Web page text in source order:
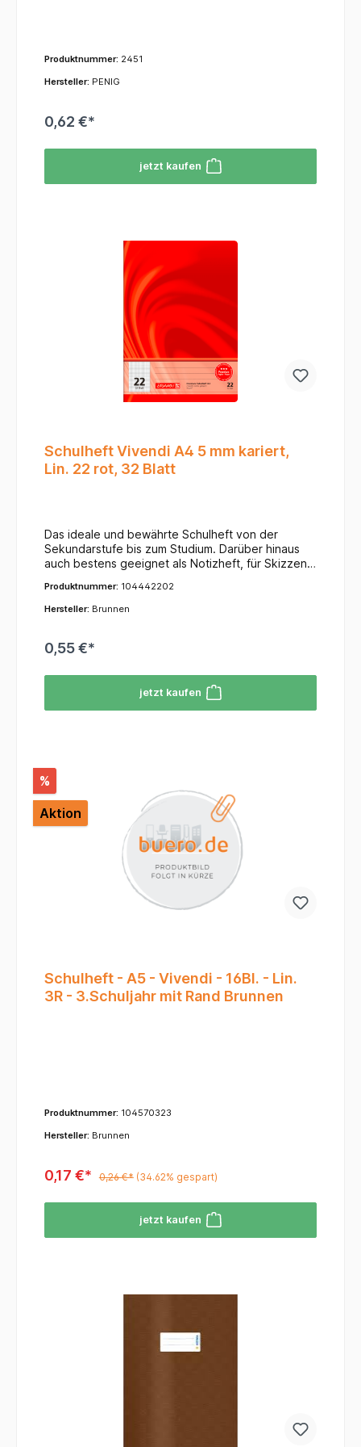
Produktnummer: 2451
Hersteller: PENIG
0,62 €*
jetzt kaufen
Schulheft Vivendi A4 5 mm kariert,
Lin. 22 rot, 32 Blatt
Das ideale und bewährte Schulheft von der
Sekundarstufe bis zum Studium. Darüber hinaus
auch bestens geeignet als Notizheft, für Skizzen,
praktisches Merkheft im Büro oder zuhause. - A4 -
5 mm kariert, Lin. 22 - rot - 32 Blatt - extrastarker
Produktnummer: 104442202
Hersteller: Brunnen
0,55 €*
jetzt kaufen
%
Aktion
Schulheft - A5 - Vivendi - 16Bl. - Lin.
3R - 3.Schuljahr mit Rand Brunnen
Produktnummer: 104570323
Hersteller: Brunnen
0,17 €* 0,26 €* (34.62% gespart)
jetzt kaufen